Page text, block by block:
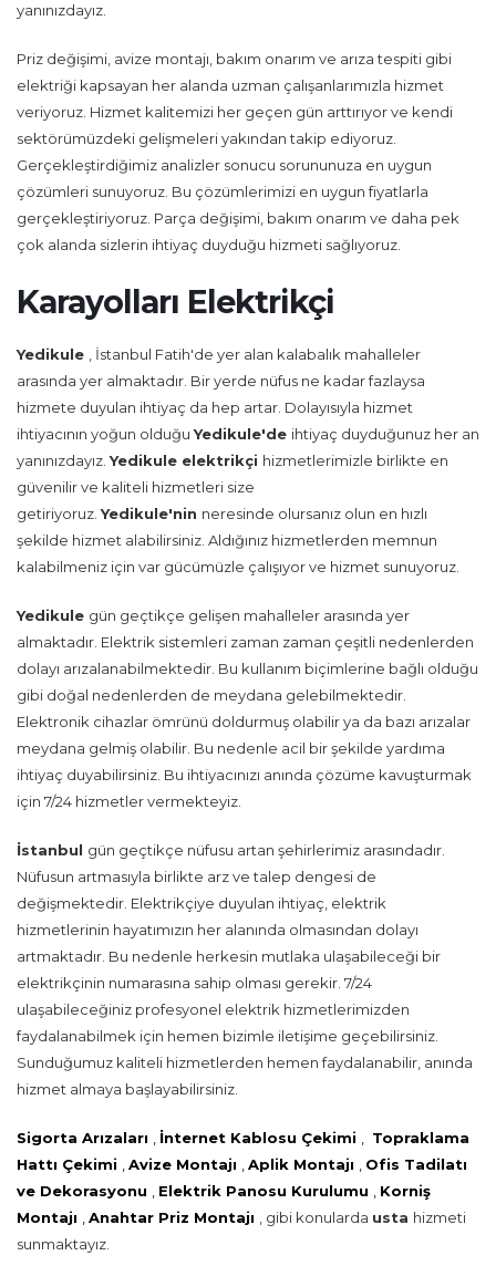
yanınızdayız.
Priz değişimi, avize montajı, bakım onarım ve arıza tespiti gibi
elektriği kapsayan her alanda uzman çalışanlarımızla hizmet
veriyoruz. Hizmet kalitemizi her geçen gün arttırıyor ve kendi
sektörümüzdeki gelişmeleri yakından takip ediyoruz.
Gerçekleştirdiğimiz analizler sonucu sorununuza en uygun
çözümleri sunuyoruz. Bu çözümlerimizi en uygun fiyatlarla
gerçekleştiriyoruz. Parça değişimi, bakım onarım ve daha pek
çok alanda sizlerin ihtiyaç duyduğu hizmeti sağlıyoruz.
Karayolları Elektrikçi
Yedikule
, İstanbul Fatih'de yer alan kalabalık mahalleler
arasında yer almaktadır. Bir yerde nüfus ne kadar fazlaysa
hizmete duyulan ihtiyaç da hep artar. Dolayısıyla hizmet
ihtiyacının yoğun olduğuYedikule'de ihtiyaç duyduğunuz her an
yanınızdayız.Yedikule elektrikçi hizmetlerimizle birlikte en
güvenilir ve kaliteli hizmetleri size
getiriyoruz.Yedikule'nin neresinde olursanız olun en hızlı
şekilde hizmet alabilirsiniz. Aldığınız hizmetlerden memnun
kalabilmeniz için var gücümüzle çalışıyor ve hizmet sunuyoruz.
Yedikule gün geçtikçe gelişen mahalleler arasında yer
almaktadır. Elektrik sistemleri zaman zaman çeşitli nedenlerden
dolayı arızalanabilmektedir. Bu kullanım biçimlerine bağlı olduğu
gibi doğal nedenlerden de meydana gelebilmektedir.
Elektronik cihazlar ömrünü doldurmuş olabilir ya da bazı arızalar
meydana gelmiş olabilir. Bu nedenle acil bir şekilde yardıma
ihtiyaç duyabilirsiniz. Bu ihtiyacınızı anında çözüme kavuşturmak
için 7/24 hizmetler vermekteyiz.
İstanbul gün geçtikçe nüfusu artan şehirlerimiz arasındadır.
Nüfusun artmasıyla birlikte arz ve talep dengesi de
değişmektedir. Elektrikçiye duyulan ihtiyaç, elektrik
hizmetlerinin hayatımızın her alanında olmasından dolayı
artmaktadır. Bu nedenle herkesin mutlaka ulaşabileceği bir
elektrikçinin numarasına sahip olması gerekir. 7/24
ulaşabileceğiniz profesyonel elektrik hizmetlerimizden
faydalanabilmek için hemen bizimle iletişime geçebilirsiniz.
Sunduğumuz kaliteli hizmetlerden hemen faydalanabilir, anında
hizmet almaya başlayabilirsiniz.
Sigorta Arızaları İnternet Kablosu Çekimi
Topraklama
Hattı Çekimi
Avize Montajı Aplik Montajı
Ofis Tadilatı
ve Dekorasyonu
Elektrik Panosu Kurulumu
Korniş
Montajı
Anahtar Priz Montajı , gibi konularda usta hizmeti
sunmaktayız.